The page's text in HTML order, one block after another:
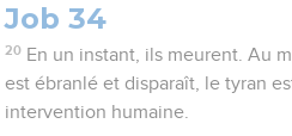
Job 34
20 En un instant, ils meurent. Au
est ébranlé et disparaît, le tyran
intervention humaine.